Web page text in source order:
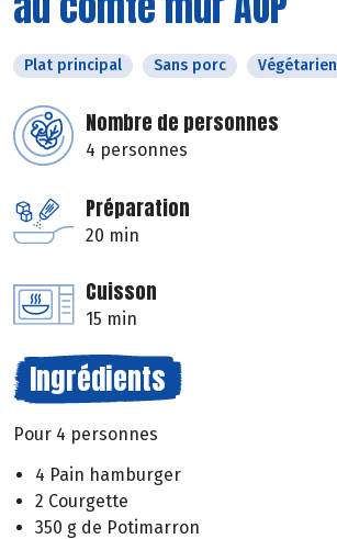
Plat principal Sans porc Végétarien
Nombre de personnes
4 personnes
Préparation
20 min
Cuisson
15 min
Ingrédients
Pour 4 personnes
4 Pain hamburger
2 Courgette
350 g de Potimarron